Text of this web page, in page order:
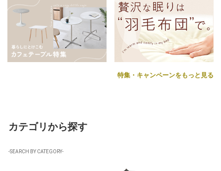
特集・キャンペーンをもっと見る
カテゴリから探す
-SEARCH BY CATEGORY-